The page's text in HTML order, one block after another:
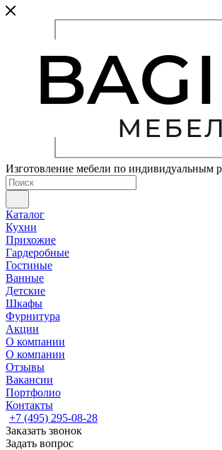
Изготовление мебели по индивидуальным
Каталог
Кухни
Прихожие
Гардеробные
Гостиные
Ванные
Детские
Шкафы
Фурнитура
Акции
О компании
О компании
Отзывы
Вакансии
Портфолио
Контакты
+7 (495) 295-08-28
Заказать звонок
Задать вопрос